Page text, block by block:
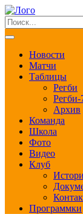
Новости
Матчи
Таблицы
Регби
Регби-
Архив
Команда
Школа
Фото
Видео
Клуб
Программки